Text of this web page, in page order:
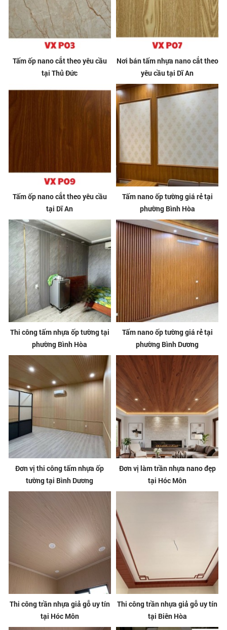
Tấm ốp nano cắt theo yêu cầu
tại Thủ Đức
Nơi bán tấm nhựa nano cắt theo
yêu cầu tại Dĩ An
Tấm ốp nano cắt theo yêu cầu
tại Dĩ An
Tấm nano ốp tường giá rẻ tại
phường Bình Hòa
Thi công tấm nhựa ốp tường tại
phường Bình Hòa
Tấm nano ốp tường giá rẻ tại
phường Bình Dương
Đơn vị thi công tấm nhựa ốp
tường tại Bình Dương
Đơn vị làm trần nhựa nano đẹp
tại Hóc Môn
Thi công trần nhựa giả gỗ uy tín
tại Hóc Môn
Thi công trần nhựa giả gỗ uy tín
tại Biên Hòa